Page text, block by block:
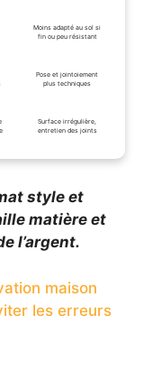
Moins adapté au sol si
fin ou peu résistant
Pose et jointoiement
plus techniques
Surface irrégulière,
entretien des joints
style et
matière et
l’argent.
maison
les erreurs